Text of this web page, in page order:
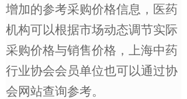
增加的参考采购价格信息，医药
机构可以根据市场动态调节实际
采购价格与销售价格，上海中药
行业协会会员单位也可以通过协
会网站查询参考。